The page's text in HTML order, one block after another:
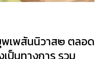
พเพสันนิวาส๒ ตลอด
ป็นทางการ รวม